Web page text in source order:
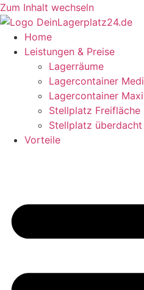
Zum Inhalt wechseln
Home
Leistungen & Preise
Lagerräume
Lagercontainer Medi
Lagercontainer Maxi
Stellplatz Freifläche
Stellplatz überdacht
Vorteile